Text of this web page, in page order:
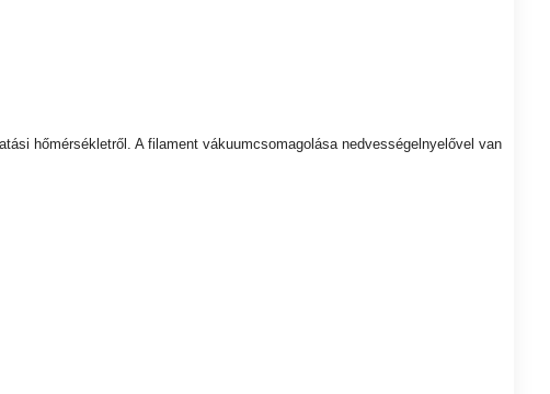
hőmérsékletről. A filament vákuumcsomagolása nedvességelnyelővel van